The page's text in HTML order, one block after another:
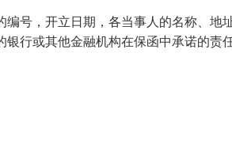
号，开立日期，各当事人的名称、地
行或其他金融机构在保函中承诺的责